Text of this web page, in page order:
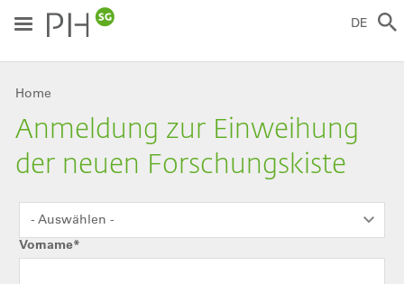
zum
Inhalt
DE
Breadcrumb
Home
Anmeldung zur Einweihung
der neuen Forschungskiste
Geschlecht*
- Auswählen -
Vorname*